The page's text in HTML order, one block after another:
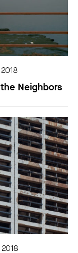
Neighbors